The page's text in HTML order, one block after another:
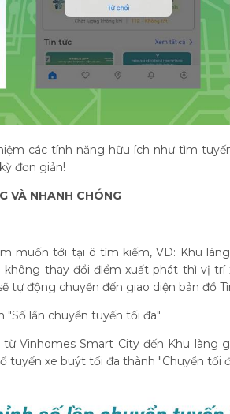
các tính năng hữu ích như tìm
đơn giản!
VÀ NHANH CHÓNG
muốn tới tại ô tìm kiếm, VD: Khu
thay đổi điểm xuất phát thì vị
tự động chuyển đến giao diện bản đồ
"Số lần chuyển tuyến tối đa".
Vinhomes Smart City đến Khu làng
tuyến xe buýt tối đa thành "Chuyển tối